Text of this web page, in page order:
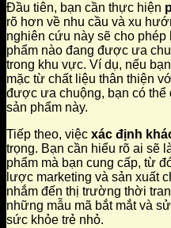
Đầu tiên, bạn cần thực hiện
rõ hơn về nhu cầu và xu
nghiên cứu này sẽ cho
phẩm nào đang được ưa
trong khu vực. Ví dụ, nếu
mặc từ chất liệu thân thiện
được ưa chuộng, bạn có thể
sản phẩm này.
Tiếp theo, việc xác định
trọng. Bạn cần hiểu rõ ai sẽ
phẩm mà bạn cung cấp, từ
lược marketing và sản xuất
nhắm đến thị trường thời
những mẫu mã bắt mắt và
sức khỏe trẻ nhỏ.